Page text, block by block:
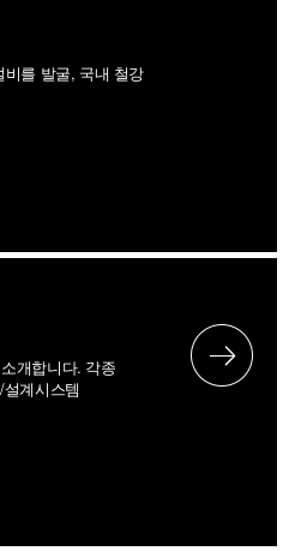
를 발굴, 국내 철강
개합니다. 각종
계시스템